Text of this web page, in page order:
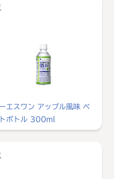
エスワン アップル風味 ペ
ボトル 300ml